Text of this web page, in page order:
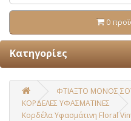
0
Κατηγορίες
ΦΤΙΑΞΤΟ ΜΟΝΟΣ
ΚΟΡΔΕΛΕΣ ΥΦΑΣΜΑΤΙΝΕΣ
Κορδέλα Υφασμάτινη Floral